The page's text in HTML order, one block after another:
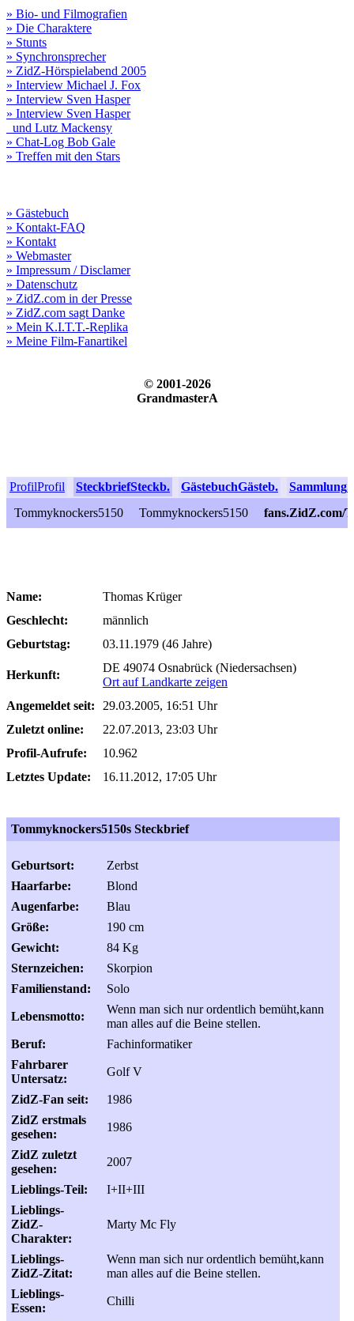
» Bio- und Filmografien
» Die Charaktere
» Stunts
» Synchronsprecher
» ZidZ-Hörspielabend 2005
» Interview Michael J. Fox
» Interview Sven Hasper
» Interview Sven Hasper
und Lutz Mackensy
» Chat-Log Bob Gale
» Treffen mit den Stars
» Gästebuch
» Kontakt-FAQ
» Kontakt
» Webmaster
» Impressum / Disclamer
» Datenschutz
» ZidZ.com in der Presse
» ZidZ.com sagt Danke
» Mein K.I.T.T.-Replika
» Meine Film-Fanartikel
© 2001-2026
GrandmasterA
ProfilProfil SteckbriefSteckb. GästebuchGästeb. Sammlung
Tommyknockers5150
Tommyknockers5150 fans.ZidZ.com/
Name:
Thomas Krüger
Geschlecht:
männlich
Geburtstag:
03.11.1979 (46 Jahre)
Herkunft:
DE 49074 Osnabrück (Niedersachsen)
Ort auf Landkarte zeigen
Angemeldet seit:
29.03.2005, 16:51 Uhr
Zuletzt online:
22.07.2013, 23:03 Uhr
Profil-Aufrufe:
10.962
Letztes Update:
16.11.2012, 17:05 Uhr
Tommyknockers5150s Steckbrief
Geburtsort:
Zerbst
Haarfarbe:
Blond
Augenfarbe:
Blau
Größe:
190 cm
Gewicht:
84 Kg
Sternzeichen:
Skorpion
Familienstand:
Solo
Lebensmotto:
Wenn man sich nur ordentlich bemüht,kann
man alles auf die Beine stellen.
Beruf:
Fachinformatiker
Fahrbarer
Untersatz:
Golf V
ZidZ-Fan seit:
1986
ZidZ erstmals
gesehen:
1986
ZidZ zuletzt
gesehen:
2007
Lieblings-Teil:
I+II+III
Lieblings-
ZidZ-
Charakter:
Marty Mc Fly
Lieblings-
ZidZ-Zitat:
Wenn man sich nur ordentlich bemüht,kann
man alles auf die Beine stellen.
Lieblings-
Essen:
Chilli